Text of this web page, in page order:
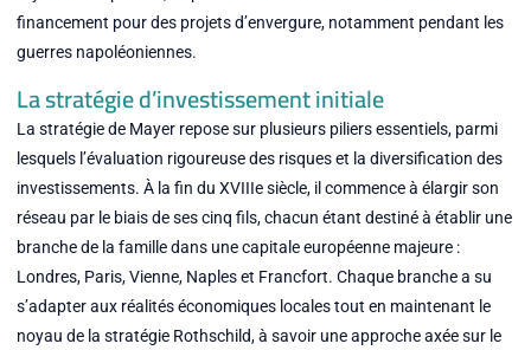
financement pour des projets d’envergure, notamment pendant les
guerres napoléoniennes.
La stratégie d’investissement initiale
La stratégie de Mayer repose sur plusieurs piliers essentiels, parmi
lesquels l’évaluation rigoureuse des risques et la diversification des
investissements. À la fin du XVIIIe siècle, il commence à élargir son
réseau par le biais de ses cinq fils, chacun étant destiné à établir une
branche de la famille dans une capitale européenne majeure :
Londres, Paris, Vienne, Naples et Francfort. Chaque branche a su
s’adapter aux réalités économiques locales tout en maintenant le
noyau de la stratégie Rothschild, à savoir une approche axée sur le